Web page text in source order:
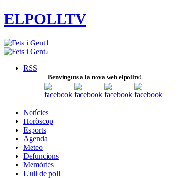
ELPOLLTV
RSS
Benvinguts a la nova web elpolltv!
Notícies
Horòscop
Esports
Agenda
Meteo
Defuncions
Memòries
L'ull de poll